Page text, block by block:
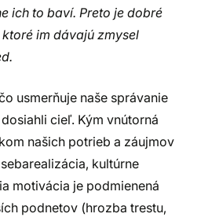
ich to baví. Preto je dobré
im dávajú zmysel
usmerňuje naše správanie
cieľ. Kým vnútorná
našich potrieb a záujmov
kultúrne
motivácia je podmienená
podnetov (hrozba trestu,